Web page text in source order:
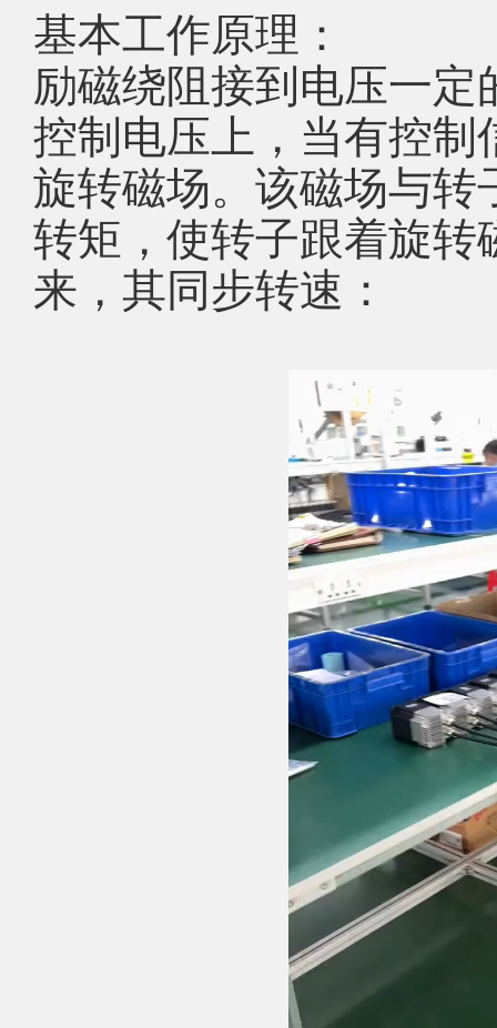
基本工作原理：
励磁绕阻接到电压一
控制电压上，当有控
旋转磁场。该磁场与
转矩，使转子跟着旋
来，其同步转速：